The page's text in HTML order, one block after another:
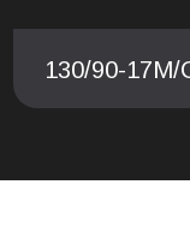
130/90-17M/